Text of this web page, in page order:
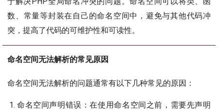
数、常量等封装在自己的命名空间中，避免与其他代码冲
突，提高了代码的可维护性和可读性。
命名空间无法解析的常见原因
命名空间无法解析的问题通常有以下几种常见的原因：
命名空间声明错误：在使用命名空间之前，需要先声明